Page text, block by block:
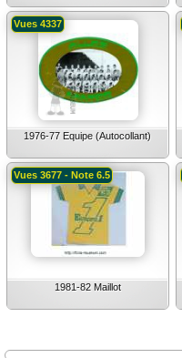
1976-77 Equipe (Autocollant)
Vues 4337
1981-82 Maillot
Vues 3677 - Note 6.5